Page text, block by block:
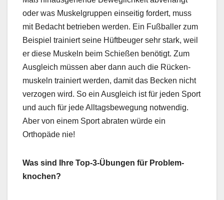
oder was Muskel­grup­pen ein­seit­ig fordert, muss
mit Bedacht betrieben wer­den. Ein Fußballer zum
Beispiel trainiert seine Hüft­beuger sehr stark, weil
er diese Muskeln beim Schießen benötigt. Zum
Aus­gle­ich müssen aber dann auch die Rück­en­
muskeln trainiert wer­den, damit das Beck­en nicht
ver­zo­gen wird. So ein Aus­gle­ich ist für jeden Sport
und auch für jede All­t­ags­be­we­gung notwendig.
Aber von einem Sport abrat­en würde ein
Orthopäde nie!
Was sind Ihre Top-3-Übun­gen für Prob­lem­
knochen?